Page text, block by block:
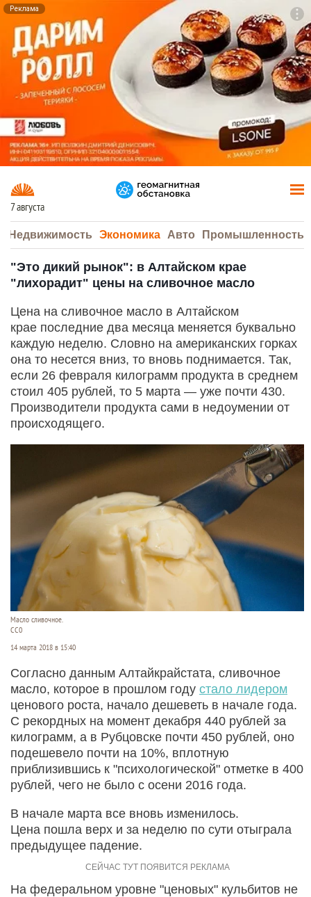
Реклама
7 августа
Недвижимость Экономика Авто Промышленность
"Это дикий рынок": в Алтайском крае
"лихорадит" цены на сливочное масло
Цена на сливочное масло в Алтайском
крае последние два месяца меняется буквально
каждую неделю. Словно на американских горках
она то несется вниз, то вновь поднимается. Так,
если 26 февраля килограмм продукта в среднем
стоил 405 рублей, то 5 марта — уже почти 430.
Производители продукта сами в недоумении от
происходящего.
Масло сливочное.
СС0
14 марта 2018 в 15:40
Согласно данным Алтайкрайстата, сливочное
масло, которое в прошлом году стало лидером
ценового роста, начало дешеветь в начале года.
С рекордных на момент декабря 440 рублей за
килограмм, а в Рубцовске почти 450 рублей, оно
подешевело почти на 10%, вплотную
приблизившись к "психологической" отметке в 400
рублей, чего не было с осени 2016 года.
В начале марта все вновь изменилось.
Цена пошла верх и за неделю по сути отыграла
предыдущее падение.
На федеральном уровне "ценовых" кульбитов не